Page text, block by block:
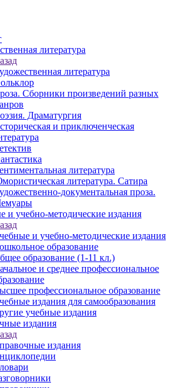
литература
литература
Сборники произведений разных
Драматургия
и приключенческая
литература
литература. Сатира
документальная проза.
и учебно-методические издания
и учебно-методические издания
образование
образование (1-11 кл.)
и среднее профессиональное
профессиональное образование
издания для самообразования
учебные издания
издания
издания